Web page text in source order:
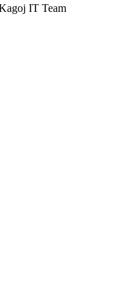
IT Team